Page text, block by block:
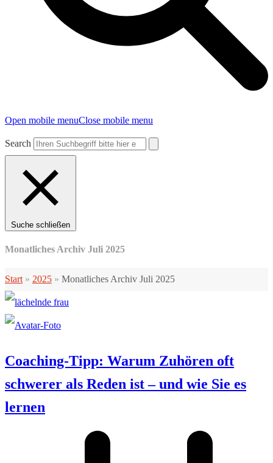
Open mobile menuClose mobile menu
Search
Suche schließen
Monatliches Archiv Juli 2025
Start » 2025 » Monatliches Archiv Juli 2025
Coaching-Tipp: Warum Zuhören oft
schwerer als Reden ist – und wie Sie es
lernen